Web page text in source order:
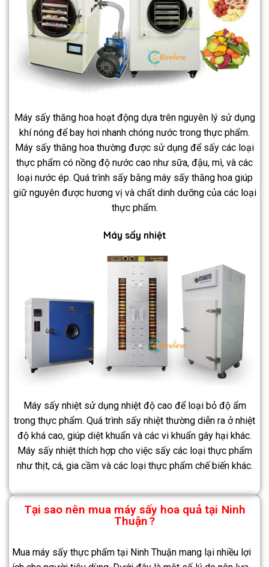
Máy sấy thăng hoa hoạt động dựa trên nguyên lý sử dụng
khí nóng để bay hơi nhanh chóng nước trong thực phẩm.
Máy sấy thăng hoa thường được sử dụng để sấy các loại
thực phẩm có nồng độ nước cao như sữa, đậu, mì, và các
loại nước ép. Quá trình sấy bằng máy sấy thăng hoa giúp
giữ nguyên được hương vị và chất dinh dưỡng của các loại
thực phẩm.
Máy sấy nhiệt
Máy sấy nhiệt sử dụng nhiệt độ cao để loại bỏ độ ẩm
trong thực phẩm. Quá trình sấy nhiệt thường diễn ra ở nhiệt
độ khá cao, giúp diệt khuẩn và các vi khuẩn gây hại khác.
Máy sấy nhiệt thích hợp cho việc sấy các loại thực phẩm
như thịt, cá, gia cầm và các loại thực phẩm chế biến khác.
Tại sao nên mua máy sấy hoa quả tại Ninh
Thuận?
Mua máy sấy thực phẩm tại Ninh Thuận mang lại nhiều lợi